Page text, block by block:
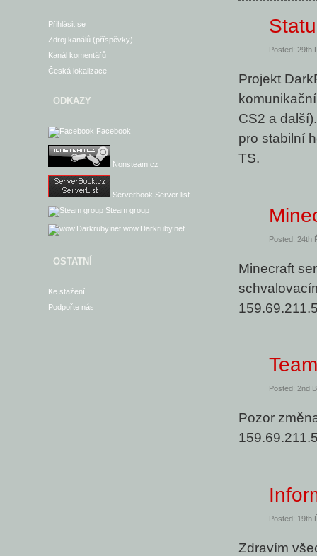
Přihlásit se
Zdroj kanálů (příspěvky)
Kanál komentářů
Česká lokalizace
ODKAZY
Facebook
Nonsteam.cz
Serverbook Server list
Steam group
wow.Darkruby.net
OSTATNÍ
Ke stažení
Podpořte nás
Posted: 29th
Projekt
CS2 a
pro stabilní
TS.
Posted: 24th
Minecraft
Posted: 2nd
Pozor
Posted: 19th
Zdravím